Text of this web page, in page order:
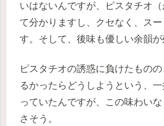
いはないんですが、ピスタチオ
て分かりますし、クセなく、スー
す。そして、後味も優しい余韻が
ピスタチオの誘惑に負けたもの
るかったらどうしようという、
っていたんですが、この味わい
さそう。